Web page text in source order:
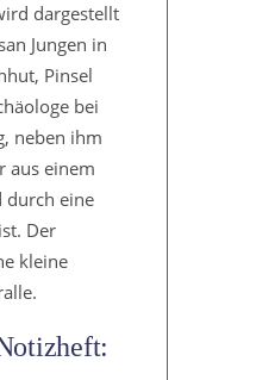
dargestellt
Jungen in
Pinsel
bei
neben ihm
aus einem
durch eine
Der
kleine